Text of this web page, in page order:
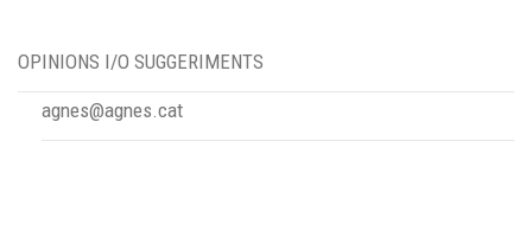
OPINIONS I/O SUGGERIMENTS
agnes@agnes.cat